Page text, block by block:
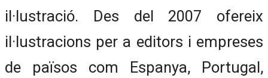
il·lustració. Des del 2007 ofereix
il·lustracions per a editors i empreses
de països com Espanya, Portugal,